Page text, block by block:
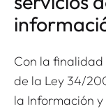
Con la
de la Ley 34/
la Información